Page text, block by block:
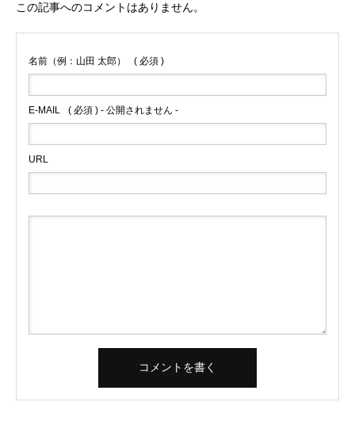
この記事へのコメントはありません。
名前（例：山田 太郎） ( 必須 )
E-MAIL ( 必須 ) - 公開されません -
URL